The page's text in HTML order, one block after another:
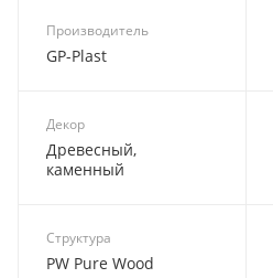
Производитель
GP-Plast
Декор
Древесный,
каменный
Структура
PW Pure Wood